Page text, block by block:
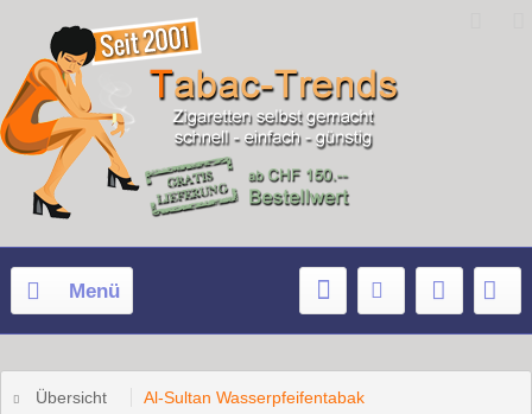
Menü
Übersicht Al-Sultan Wasserpfeifentabak